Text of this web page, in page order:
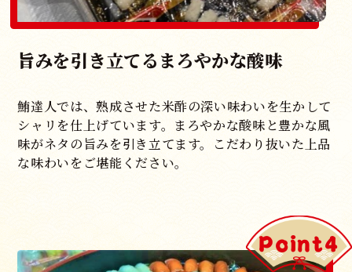
旨みを引き立てるまろやかな酸味
鮪達人では、熟成させた米酢の深い味わいを生かして
シャリを仕上げています。まろやかな酸味と豊かな風
味がネタの旨みを引き立てます。こだわり抜いた上品
な味わいをご堪能ください。
Point4